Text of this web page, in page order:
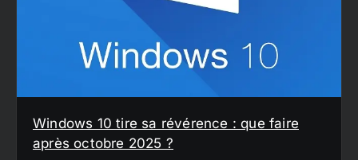
Windows 10 tire sa révérence : que faire
après octobre 2025 ?